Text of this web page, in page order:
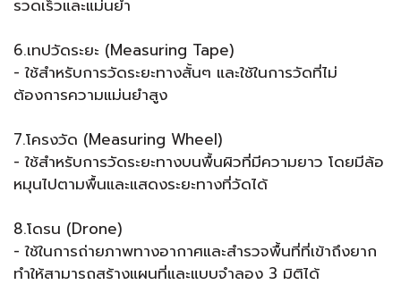
รวดเร็วและแม่นยำ
6.เทปวัดระยะ (Measuring Tape)
- ใช้สำหรับการวัดระยะทางสั้นๆ และใช้ในการวัดที่ไม่
ต้องการความแม่นยำสูง
7.โครงวัด (Measuring Wheel)
- ใช้สำหรับการวัดระยะทางบนพื้นผิวที่มีความยาว โดยมีล้อ
หมุนไปตามพื้นและแสดงระยะทางที่วัดได้
8.โดรน (Drone)
- ใช้ในการถ่ายภาพทางอากาศและสำรวจพื้นที่ที่เข้าถึงยาก
ทำให้สามารถสร้างแผนที่และแบบจำลอง 3 มิติได้